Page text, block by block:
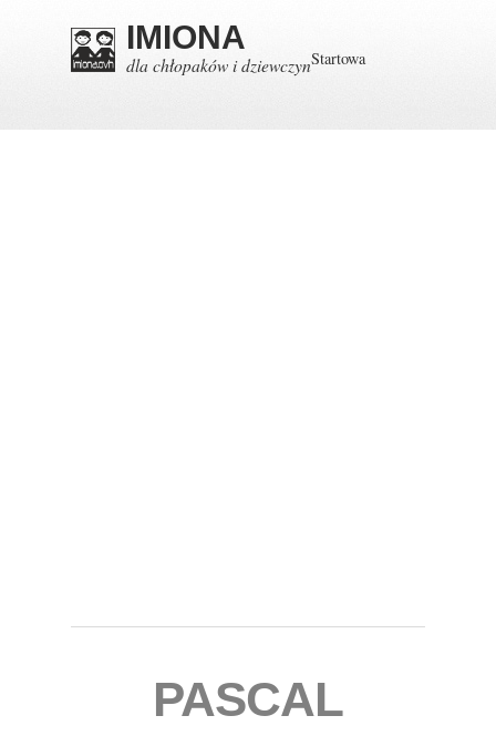
IMIONA
dla chłopaków i dziewczynStartowa
PASCAL